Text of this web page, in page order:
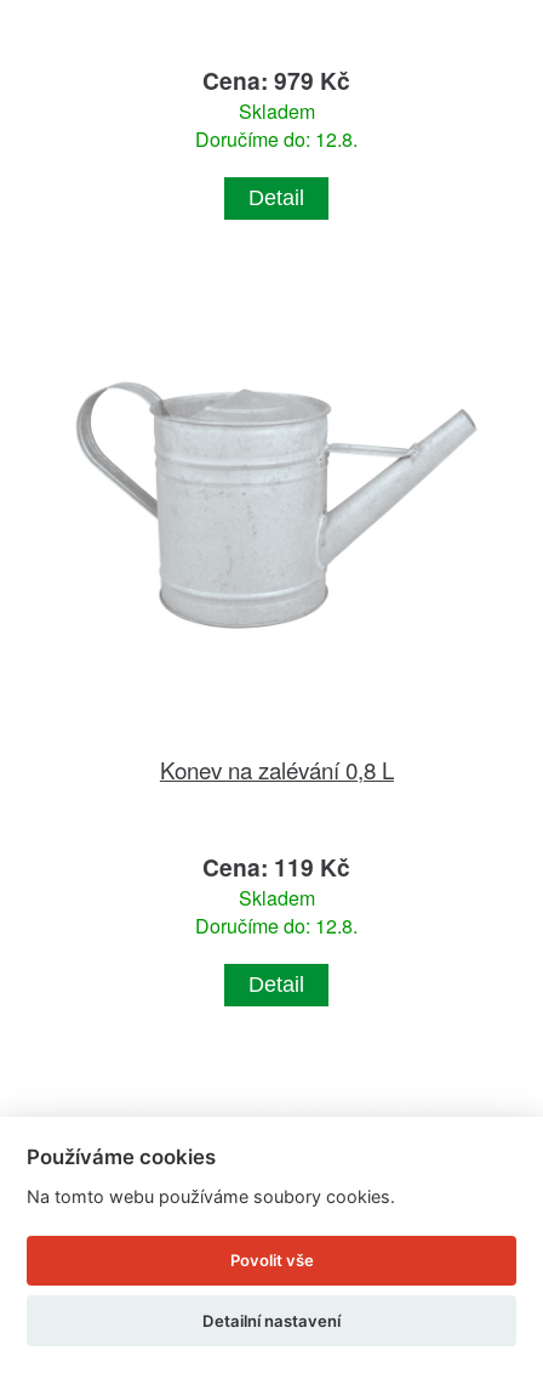
Cena: 979 Kč
Skladem
Doručíme do: 12.8.
Detail
Konev na zalévání 0,8 L
Cena: 119 Kč
Skladem
Doručíme do: 12.8.
Detail
Používáme cookies
Na tomto webu používáme soubory cookies.
Povolit vše
Detailní nastavení